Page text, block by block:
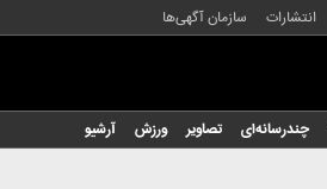
انتشارات سازمان آگهی‌ها
چندرسانه‌ای تصاویر ورزش آرشیو